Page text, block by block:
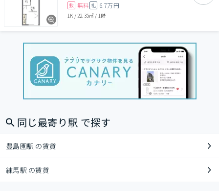
敷 無料 礼 6.7万円
1K / 22.35㎡ / 1階
同じ最寄り駅 で探す
豊島園駅 の賃貸
練馬駅 の賃貸